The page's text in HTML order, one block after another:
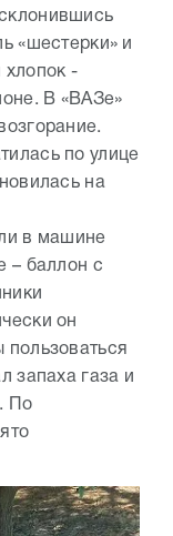
«шестерки» и
хлопок -
В «ВАЗе»
по улице
на
в машине
– баллон с
он
запаха газа и
По